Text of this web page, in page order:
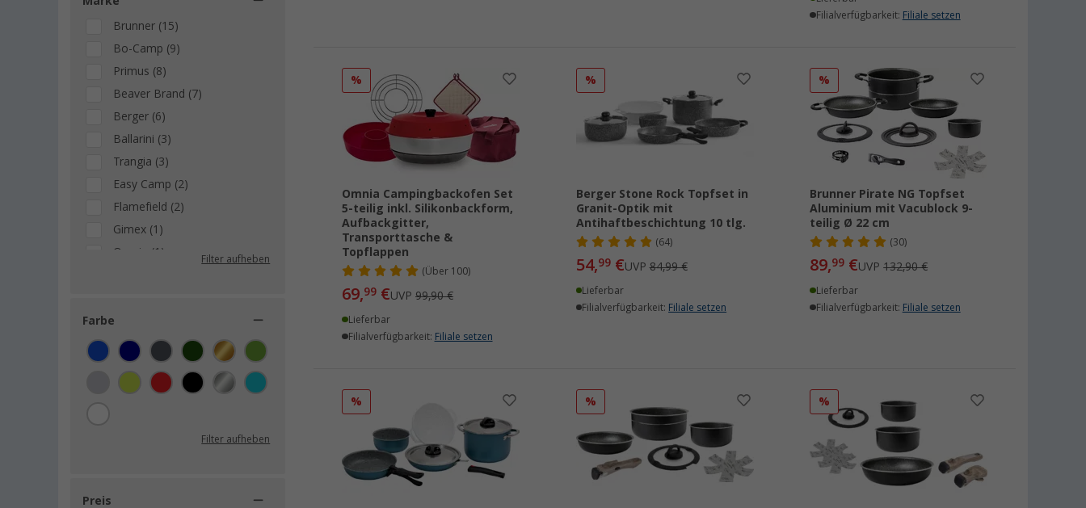
Brunner (15)
Bo-Camp (9)
Primus (8)
Beaver Brand (7)
Berger (6)
Ballarini (3)
Trangia (3)
Easy Camp (2)
Flamefield (2)
Gimex (1)
Omnia (1)
Robens (1)
Travellife (1)
Filter aufheben
Farbe
Filter aufheben
Preis
Filialverfügbarkeit: Filiale setzen
%
Omnia Campingbackofen Set
5-teilig inkl. Silikonbackform,
Aufbackgitter,
Transporttasche &
Topflappen
(Über100)
69,99 €UVP99,90 €
Lieferbar
Filialverfügbarkeit: Filiale setzen
%
Berger Stone Rock Topfset in
Granit-Optik mit
Antihaftbeschichtung 10 tlg.
(64)
54,99€UVP84,99 €
Lieferbar
Filialverfügbarkeit: Filiale setzen
%
Brunner Pirate NG Topfset
Aluminium mit Vacublock 9-
teilig Ø 22 cm
(30)
89,99 €UVP132,90 €
Lieferbar
Filialverfügbarkeit: Filiale setzen
% % %